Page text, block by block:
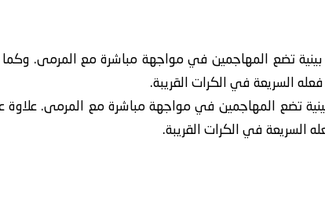
بينية تضع المهاجمين في مواجهة مباشرة مع المرمى.
السريعة في الكرات القريبة.
بينية تضع المهاجمين في مواجهة مباشرة مع المرمى. علاوة
السريعة في الكرات القريبة.